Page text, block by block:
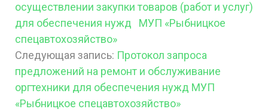
осуществлении закупки товаров (работ и услуг)
для обеспечения нужд МУП «Рыбницкое
спецавтохозяйство»
Следующая запись: Протокол запроса
предложений на ремонт и обслуживание
оргтехники для обеспечения нужд МУП
«Рыбницкое спецавтохозяйство»